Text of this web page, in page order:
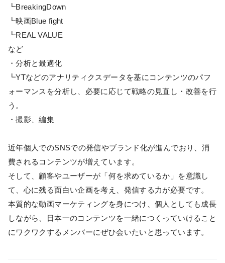
┗BreakingDown
┗映画Blue fight
┗REAL VALUE
など
・分析と最適化
┗YTなどのアナリティクスデータを基にコンテンツのパフ
ォーマンスを分析し、必要に応じて戦略の見直し・改善を行
う。
・撮影、編集
近年個人でのSNSでの発信やブランド化が進んでおり、消
費されるコンテンツが増えています。
そして、顧客やユーザーが「何を求めているか」を意識し
て、心に残る面白い企画を考え、発信する力が必要です。
本質的な動画マーケティングを身につけ、個人としても成長
しながら、日本一のコンテンツを一緒につくっていけること
にワクワクするメンバーにぜひ会いたいと思っています。